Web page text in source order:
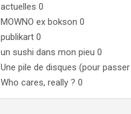
actuelles 0
MOWNO ex bokson 0
publikart 0
un sushi dans mon pieu 0
Une pile de disques (pour
Who cares, really ? 0